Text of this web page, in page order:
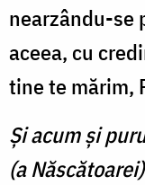
nearzându-se
aceea, cu
tine te mărim,
Și acum şi
(a